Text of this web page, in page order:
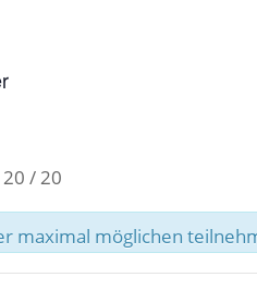
/ 20
maximal möglichen